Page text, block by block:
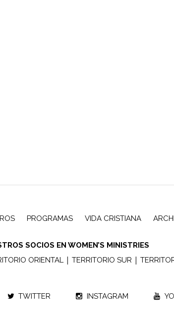
PROGRAMAS VIDA CRISTIANA
SOCIOS EN WOMEN’S MINISTRIES
ORIENTAL| TERRITORIO SUR |
TWITTER INSTAGRAM